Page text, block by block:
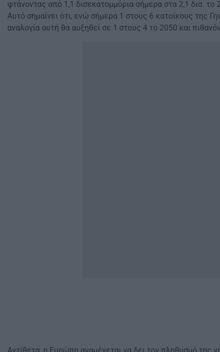
φτάνοντας από 1,1 δισεκατομμύρια σήμερα στα 2,1 δισ. το
Αυτό σημαίνει ότι, ενώ σήμερα 1 στους 6 κατοίκους της
αναλογία αυτή θα αυξηθεί σε 1 στους 4 το 2050 και